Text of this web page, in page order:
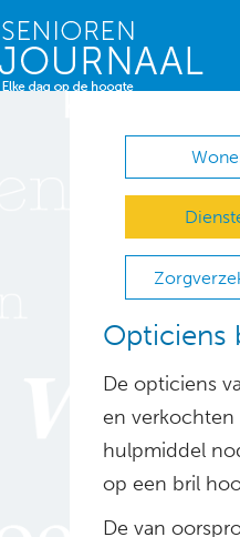
Opticiens
De opticiens
en verkochten
hulpmiddel
op een bril
De van